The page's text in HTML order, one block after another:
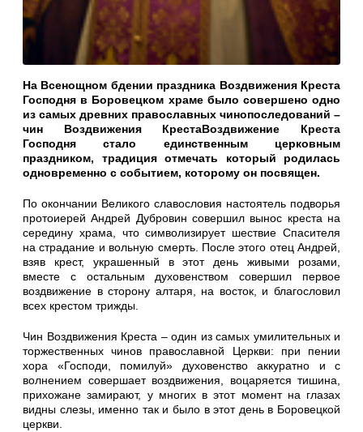
На Всенощном бдении праздника Воздвижения Креста
Господня в Боровецком храме было совершено одно
из самых древних православных чинопоследований –
чин Воздвижения КрестаВоздвижение Креста
Господня стало единственным церковным
праздником, традиция отмечать который родилась
одновременно с событием, которому он посвящен.
По окончании Великого славословия настоятель подворья
протоиерей Андрей Дубровин совершил вынос креста на
середину храма, что символизирует шествие Спасителя
на страдание и вольную смерть. После этого отец Андрей,
взяв крест, украшенный в этот день живыми розами,
вместе с остальным духовенством совершил первое
воздвижение в сторону алтаря, на восток, и благословил
всех крестом трижды.
Чин Воздвижения Креста – один из самых умилительных и
торжественных чинов православной Церкви: при пении
хора «Господи, помилуй» духовенство аккуратно и с
волнением совершает воздвижения, воцаряется тишина,
прихожане замирают, у многих в этот момент на глазах
видны слезы, именно так и было в этот день в Боровецкой
церкви.